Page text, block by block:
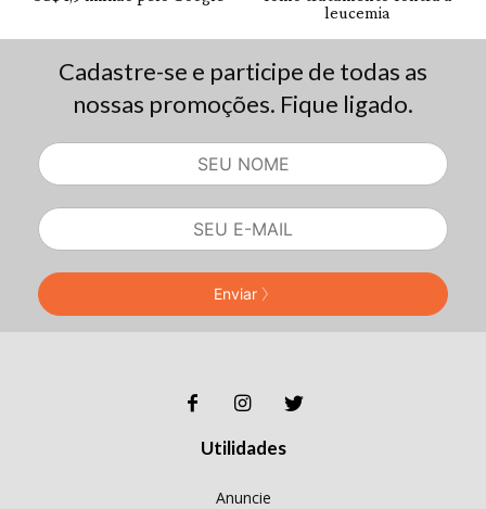
Cadastre-se e participe de todas as
nossas promoções. Fique ligado.
Enviar
Utilidades
Anuncie